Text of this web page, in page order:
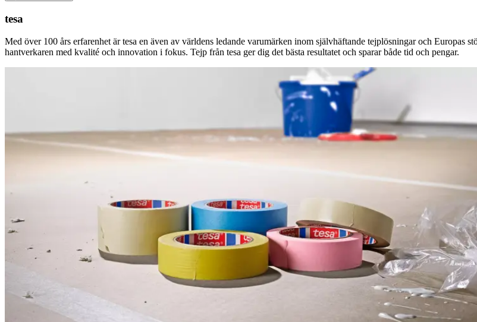
tesa
Med över 100 års erfarenhet är tesa en även av världens ledande varumärken inom självhäftande tejplösningar och Europas
hantverkaren med kvalité och innovation i fokus. Tejp från tesa ger dig det bästa resultatet och sparar både tid och pengar.